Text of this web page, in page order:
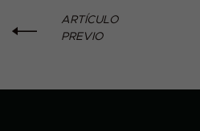
ARTÍCULO
PREVIO